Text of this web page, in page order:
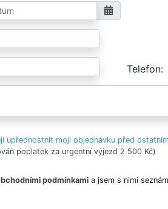
Telefon
upřednostnit moji objednávku před
poplatek za urgentní výjezd 2 500 Kč)
podmínkamia jsem s nimi